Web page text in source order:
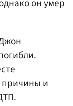
он умер
причины и